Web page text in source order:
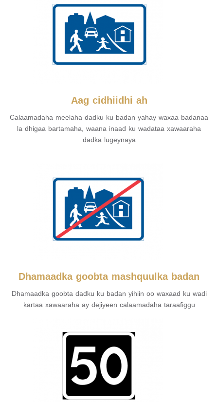
Aag cidhiidhi ah
Calaamadaha meelaha dadku ku badan yahay waxaa badanaa
la dhigaa bartamaha, waana inaad ku wadataa xawaaraha
dadka lugeynaya
Dhamaadka goobta mashquulka badan
Dhamaadka goobta dadku ku badan yihiin oo waxaad ku wadi
kartaa xawaaraha ay dejiyeen calaamadaha taraafiggu